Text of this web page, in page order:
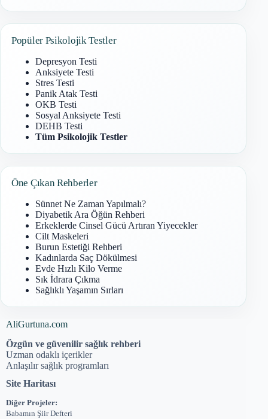
Popüler Psikolojik Testler
Depresyon Testi
Anksiyete Testi
Stres Testi
Panik Atak Testi
OKB Testi
Sosyal Anksiyete Testi
DEHB Testi
Tüm Psikolojik Testler
Öne Çıkan Rehberler
Sünnet Ne Zaman Yapılmalı?
Diyabetik Ara Öğün Rehberi
Erkeklerde Cinsel Gücü Artıran Yiyecekler
Cilt Maskeleri
Burun Estetiği Rehberi
Kadınlarda Saç Dökülmesi
Evde Hızlı Kilo Verme
Sık İdrara Çıkma
Sağlıklı Yaşamın Sırları
AliGurtuna.com
Özgün ve güvenilir sağlık rehberi
Uzman odaklı içerikler
Anlaşılır sağlık programları
Site Haritası
Diğer Projeler:
Babamın Şiir Defteri